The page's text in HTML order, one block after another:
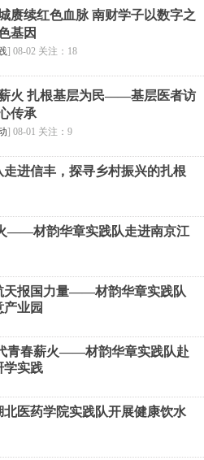
赓续红色血脉 南财学子以数字之
基因
] 08-02 关注：18
火 扎根基层为民——基层医者访
传承
] 08-01 关注：9
进信丰，探寻乡村振兴的扎根
——材韵华章实践队走进南京江
天报国力量——材韵华章实践队
业园
青春薪火——材韵华章实践队赴
学实践
医药学院实践队开展健康饮水